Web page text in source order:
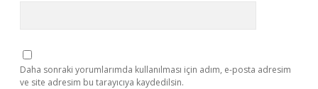
Daha sonraki yorumlarımda kullanılması için adım, e-posta adresim
ve site adresim bu tarayıcıya kaydedilsin.